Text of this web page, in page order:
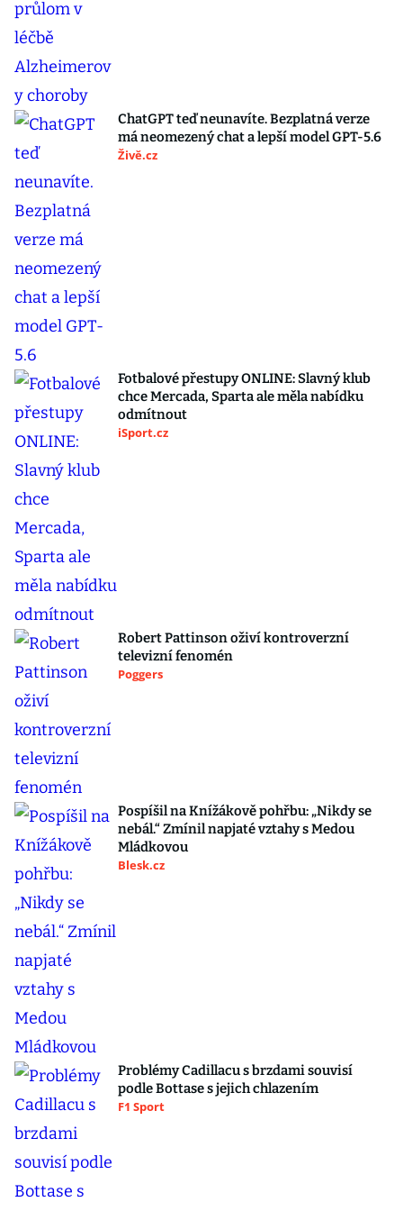
ChatGPT teď neunavíte. Bezplatná verze
má neomezený chat a lepší model GPT-5.6
Živě.cz
Fotbalové přestupy ONLINE: Slavný klub
chce Mercada, Sparta ale měla nabídku
odmítnout
iSport.cz
Robert Pattinson oživí kontroverzní
televizní fenomén
Poggers
Pospíšil na Knížákově pohřbu: „Nikdy se
nebál.“ Zmínil napjaté vztahy s Medou
Mládkovou
Blesk.cz
Problémy Cadillacu s brzdami souvisí
podle Bottase s jejich chlazením
F1 Sport